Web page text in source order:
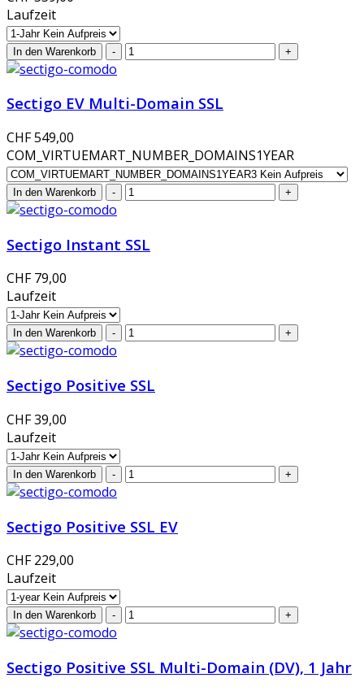
Laufzeit
Sectigo EV Multi-Domain SSL
CHF 549,00
COM_VIRTUEMART_NUMBER_DOMAINS1YEAR
Sectigo Instant SSL
CHF 79,00
Laufzeit
Sectigo Positive SSL
CHF 39,00
Laufzeit
Sectigo Positive SSL EV
CHF 229,00
Laufzeit
Sectigo Positive SSL Multi-Domain (DV), 1 Jahr